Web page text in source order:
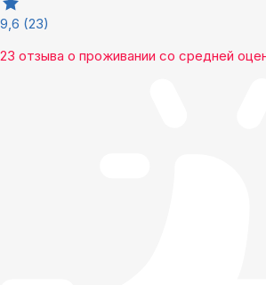
9,6 (23)
23 отзыва о проживании со средней